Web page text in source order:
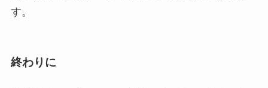
す。
終わりに